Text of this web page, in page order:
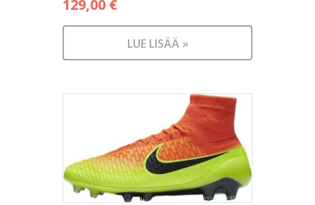
129,00 €
LUE LISÄÄ »